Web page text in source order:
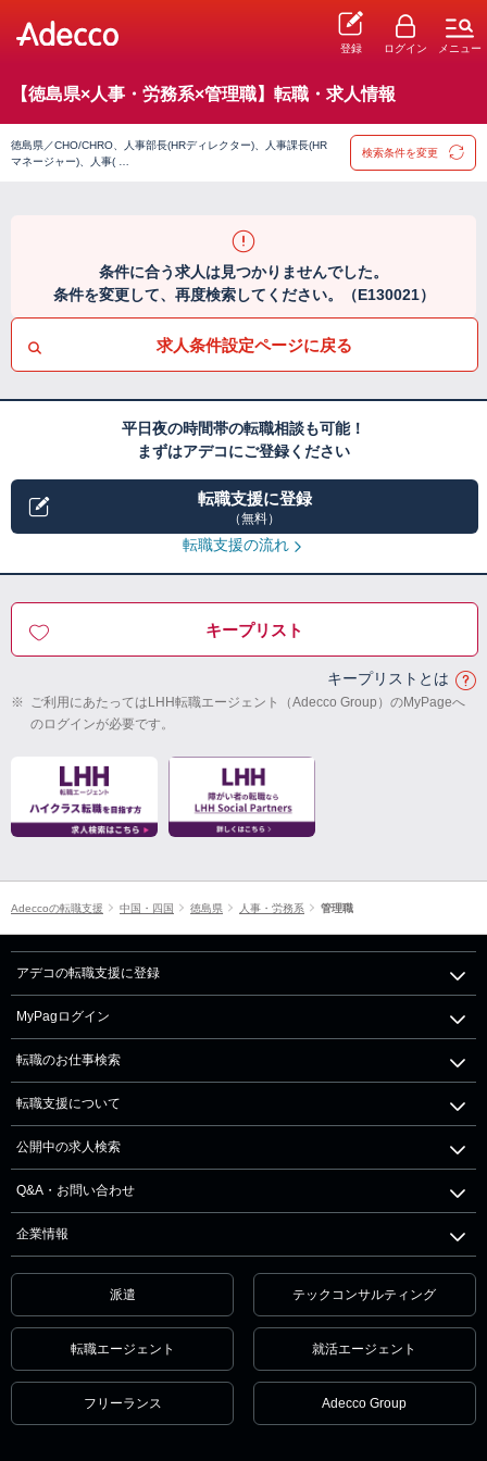
登録 ログイン メニュー
【徳島県×人事・労務系×管理職】転職・求人情報
徳島県／CHO/CHRO、人事部長(HRディレクター)、人事課長(HR
マネージャー)、人事( …
検索条件を変更
条件に合う求人は見つかりませんでした。
条件を変更して、再度検索してください。（E130021）
求人条件設定ページに戻る
平日夜の時間帯の転職相談も可能！
まずはアデコにご登録ください
転職支援に登録
（無料）
転職支援の流れ
キープリスト
キープリストとは
※ ご利用にあたってはLHH転職エージェント（Adecco Group）のMyPageへ
のログインが必要です。
Adeccoの転職支援 中国・四国 徳島県 人事・労務系 管理職
アデコの転職支援に登録
MyPagログイン
転職のお仕事検索
転職支援について
公開中の求人検索
Q&A・お問い合わせ
企業情報
派遣 テックコンサルティング
転職エージェント 就活エージェント
フリーランス Adecco Group